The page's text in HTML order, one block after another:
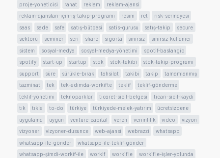
proje-yoneticisi
rahat reklam
reklam-ajansi
reklam-ajansları-için-iş-takip-programı
resim ret
risk-sermayesi
saas
sade safe satış-bütçesi satis-gurusu satış-takip
secure
sektörü
seminer seri share sigorta sınırsız
sınırsız-kullanıcı
sistem
sosyal-medya sosyal-medya-yönetimi
spotif-baslangic
spotify
start-up startup stok stok-takibi
stok-takip-programı
support
süre sürükle-bırak tahsilat takibi takip
tamamlanmış
tazminat
tek tek-adımda-workifte teklif
teklif-gönderme
teklif-yönetimi
teknoparklar ticaret-sicil-belgesi
ticari-sicil-kaydi
tık
tıkla to-do türkiye türkiyede-melek-yatırım
ücretsizdene
uygulama
uygun venture-capital veren verimlilik video
vizyon
vizyoner
vizyoner-dusunce web-ajansi webrazzi
whatsapp
whatsapp-ile-gönder
whatsapp-ile-teklif-gönder
whatsapp-şimdi-workif-ile
workif workif'le
workif'le-işler-yolunda